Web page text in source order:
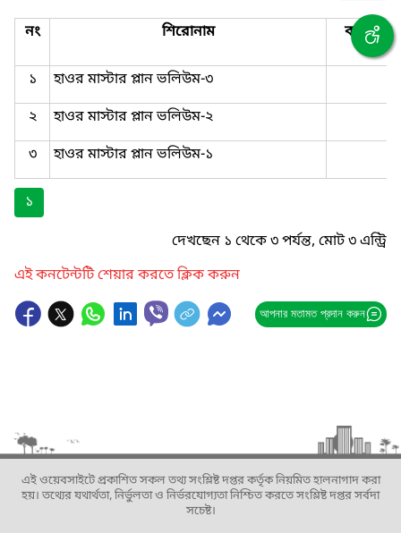
নং শিরোনাম কভার
১
হাওর মাস্টার প্লান ভলিউম-৩
২
হাওর মাস্টার প্লান ভলিউম-২
৩
হাওর মাস্টার প্লান ভলিউম-১
১
দেখছেন ১ থেকে ৩ পর্যন্ত, মোট ৩ এন্ট্রি
এই কনটেন্টটি শেয়ার করতে ক্লিক করুন
আপনার মতামত প্রদান করুন
এই ওয়েবসাইটে প্রকাশিত সকল তথ্য সংশ্লিষ্ট দপ্তর কর্তৃক নিয়মিত হালনাগাদ করা
হয়। তথ্যের যথার্থতা, নির্ভুলতা ও নির্ভরযোগ্যতা নিশ্চিত করতে সংশ্লিষ্ট দপ্তর সর্বদা
সচেষ্ট।